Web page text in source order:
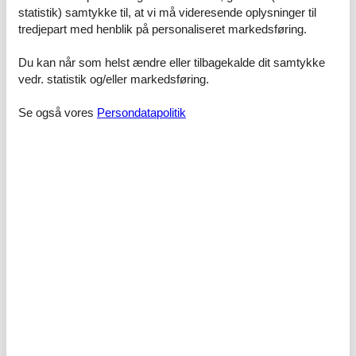
Landwirtschaft. Reden wir bei Ihrer Ankunft, was Sie am Hof
saisonal erleben können.
Schlafzimmer mit Doppelbett, Wohnraum mit Küchenblock,
Sitzecke, Sofa und Zusatzbett, Vorraum , Bad, WC und Balkon.
Besonders ruhige Wohnung. Vom Balkon können Sie den Spielplatz
beobachten. Bei Kurzaufenthalten (bis 2 Nächte) wird eine
statistik) samtykke til, at vi må videresende oplysninger til
tredjepart med henblik på personaliseret markedsføring.
Du kan når som helst ændre eller tilbagekalde dit samtykke
vedr. statistik og/eller markedsføring.
Se også vores Persondatapolitik